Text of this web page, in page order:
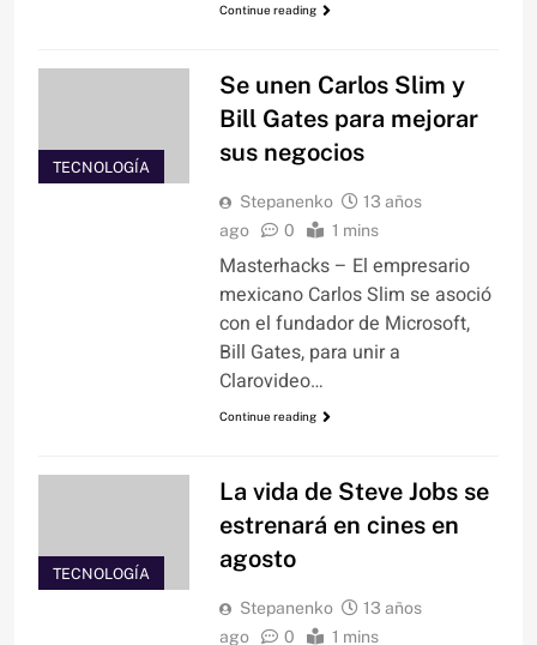
Continue reading
TECNOLOGÍA
Se unen Carlos Slim y
Bill Gates para mejorar
sus negocios
Stepanenko
13 años
ago
0 1 mins
Masterhacks – El empresario
mexicano Carlos Slim se asoció
con el fundador de Microsoft,
Bill Gates, para unir a
Clarovideo…
Continue reading
TECNOLOGÍA
La vida de Steve Jobs se
estrenará en cines en
agosto
Stepanenko
13 años
ago
0 1 mins